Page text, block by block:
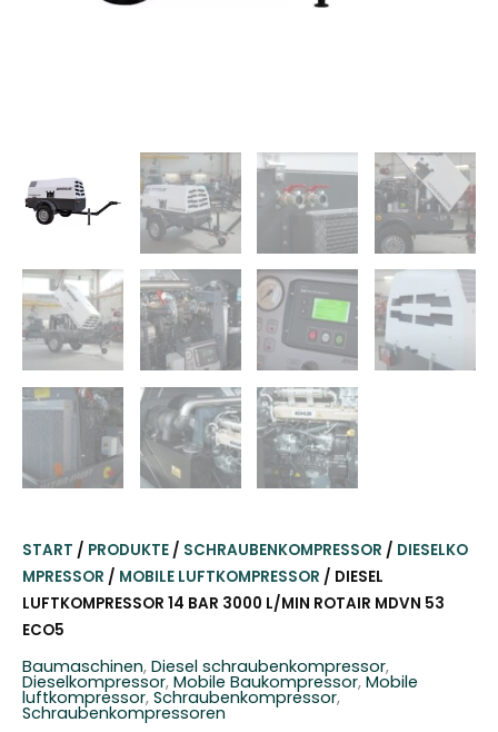
START / PRODUKTE / SCHRAUBENKOMPRESSOR / DIESELKO
MPRESSOR / MOBILE LUFTKOMPRESSOR / DIESEL
LUFTKOMPRESSOR 14 BAR 3000 L/MIN ROTAIR MDVN 53
ECO5
Baumaschinen, Diesel schraubenkompressor,
Dieselkompressor, Mobile Baukompressor, Mobile
luftkompressor, Schraubenkompressor,
Schraubenkompressoren